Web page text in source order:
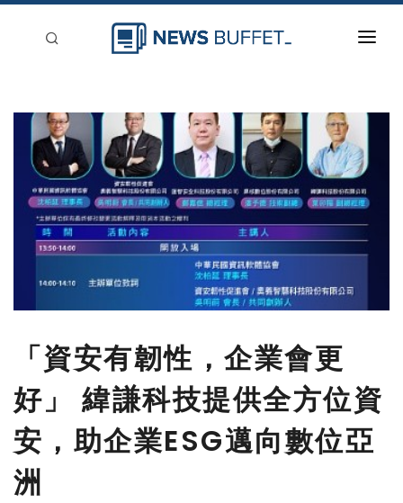
新聞稿分類
登入
刊登
「資安有韌性，企業會更
好」 緯謙科技提供全方位資
安，助企業ESG邁向數位亞
洲